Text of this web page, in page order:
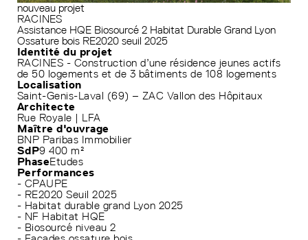
nouveau projet
RACINES
Assistance HQE Biosourcé 2 Habitat Durable Grand Lyon
Ossature bois RE2020 seuil 2025
Identité du projet
RACINES - Construction d’une résidence jeunes actifs
de 50 logements et de 3 bâtiments de 108 logements
Localisation
Saint-Genis-Laval (69) – ZAC Vallon des Hôpitaux
Architecte
Rue Royale | LFA
Maître d'ouvrage
BNP Paribas Immobilier
SdP9 400 m²
PhaseEtudes
Performances
- CPAUPE
- RE2020 Seuil 2025
- Habitat durable grand Lyon 2025
- NF Habitat HQE
- Biosourcé niveau 2